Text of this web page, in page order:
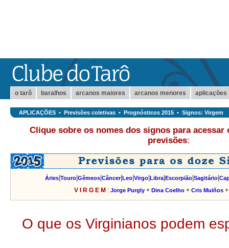
o tarô baralhos arcanos maiores arcanos menores aplicações
APLICAÇÕES • Previsões coletivas • Prognósticos 2015 • Signos: Virgem
Clique sobre os nomes dos signos para acessar
previsões:
Áries| Touro| Gêmeos| Câncer|Leo| Virgo| Libra|Escorpião| Sagitário|
V I R G E M : Jorge Purgly+ Dina Coelho+ Cris Muiños
O que os Virginianos podem